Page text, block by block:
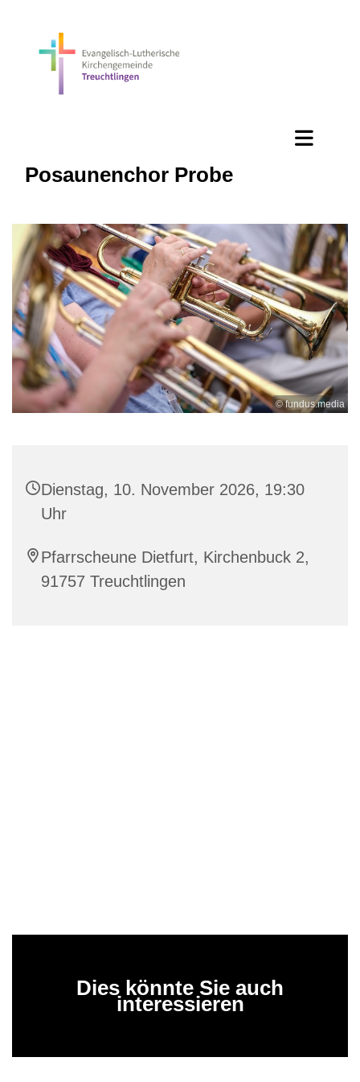
Posaunenchor Probe
© fundus.media
Dienstag, 10. November 2026, 19:30
Uhr
Pfarrscheune Dietfurt, Kirchenbuck 2,
91757 Treuchtlingen
Dies könnte Sie auch
interessieren